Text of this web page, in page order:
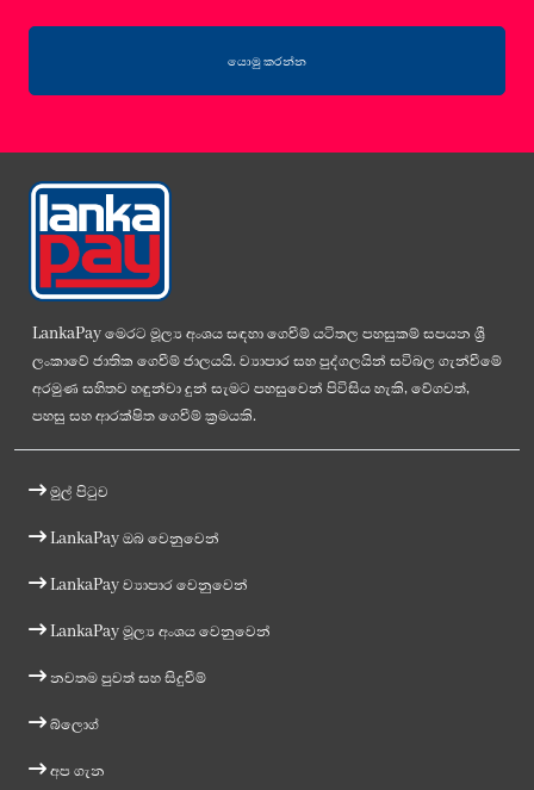
යොමු කරන්න
LankaPay මෙරට මූල්‍ය අංශය සඳහා ගෙවීම් යටිතල පහසුකම් සපයන ශ්‍රී
ලංකාවේ ජාතික ගෙවීම් ජාලයයි. ව්‍යාපාර සහ පුද්ගලයින් සවිබල ගැන්වීමේ
අරමුණ සහිතව හඳුන්වා දුන් සැමට පහසුවෙන් පිවිසිය හැකි, වේගවත්,
පහසු සහ ආරක්ෂිත ගෙවීම් ක්‍රමයකි.
මුල් පිටුව
LankaPay ඔබ වෙනුවෙන්
LankaPay ව්‍යාපාර වෙනුවෙන්
LankaPay මූල්‍ය අංශය වෙනුවෙන්
නවතම පුවත් සහ සිදුවීම්
බ්ලොග්
අප ගැන